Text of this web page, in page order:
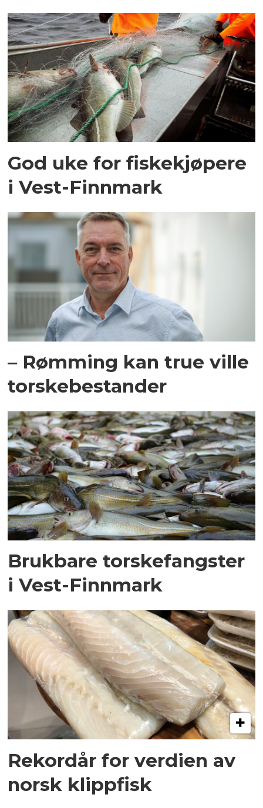
God uke for fiskekjøpere
i Vest-Finnmark
– Rømming kan true ville
torskebestander
Brukbare torskefangster
i Vest-Finnmark
Rekordår for verdien av
norsk klippfisk